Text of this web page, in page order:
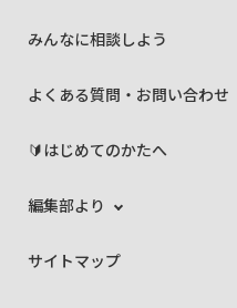
みんなに相談しよう
よくある質問・お問い合わせ
🔰はじめてのかたへ
編集部より
サイトマップ